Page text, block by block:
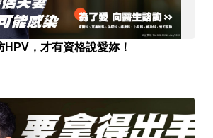
，才有資格說愛妳！